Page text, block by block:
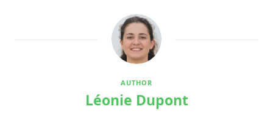
AUTHOR
Léonie Dupont